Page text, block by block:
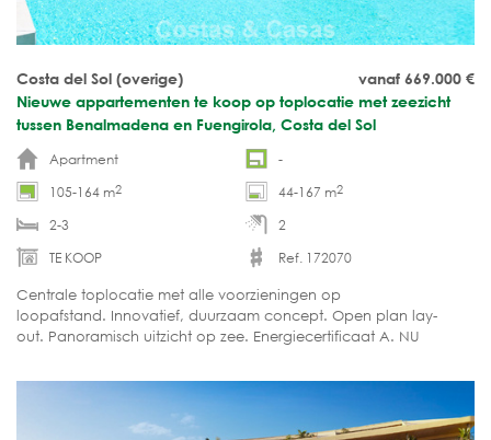
vanaf 669.000 €
Costa del Sol (overige)
Nieuwe appartementen te koop op toplocatie met zeezicht
tussen Benalmadena en Fuengirola, Costa del Sol
Apartment
-
105-164 m2 44-167 m2
2-3
2
TE KOOP
Ref. 172070
Centrale toplocatie met alle voorzieningen op
loopafstand. Innovatief, duurzaam concept. Open plan lay-
out. Panoramisch uitzicht op zee. Energiecertificaat A. NU